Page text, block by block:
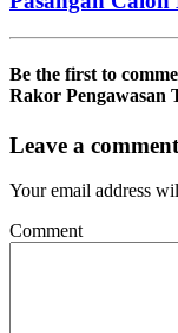
Be the first to
Rakor Pengawasan
Leave a comment
Your email address
Comment